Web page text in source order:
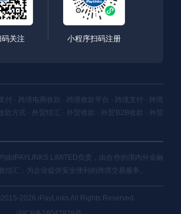
关注 小程序扫码注册
付 · 跨境电商收款 · 跨境收款平台 · 跨境支付 · 跨境
款方式 · 外贸结汇 · 外贸收款 · 外贸B2B收款 · 外贸
由IPAYLINKS LIMITED负责，由合作的境内外金融
结汇，为企业提供安全便利的跨境交易服务。
2026 iPayLinks All Rights Reserved